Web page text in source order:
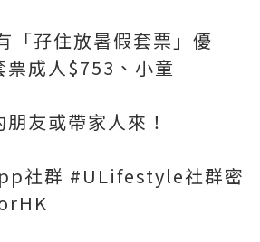
「孖住放暑假套票」優
票成人$753、小童
友或帶家人來！
社群 #ULifestyle社群密